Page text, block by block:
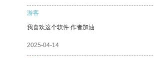
游客
我喜欢这个软件 作者加油
2025-04-14